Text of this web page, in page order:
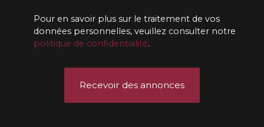
Pour en savoir plus sur le traitement de vos
données personnelles, veuillez consulter notre
politique de confidentialité.
Recevoir des annonces